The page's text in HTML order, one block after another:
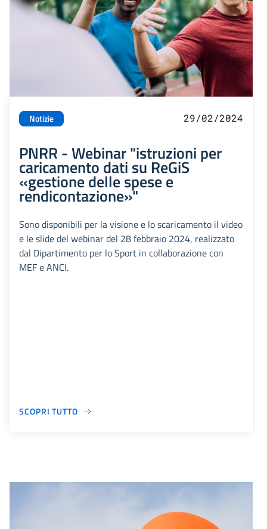
Notizie 29/02/2024
PNRR - Webinar "istruzioni per
caricamento dati su ReGiS
«gestione delle spese e
rendicontazione»"
Sono disponibili per la visione e lo scaricamento il video
e le slide del webinar del 28 febbraio 2024, realizzato
dal Dipartimento per lo Sport in collaborazione con
MEF e ANCI.
SCOPRI TUTTO